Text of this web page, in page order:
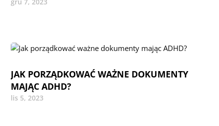
gru 7, 2023
JAK PORZĄDKOWAĆ WAŻNE DOKUMENTY
MAJĄC ADHD?
lis 5, 2023